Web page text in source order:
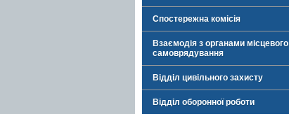
Спостережна комісія
Взаємодія з органами місцевого
самоврядування
Відділ цивільного захисту
Відділ оборонної роботи